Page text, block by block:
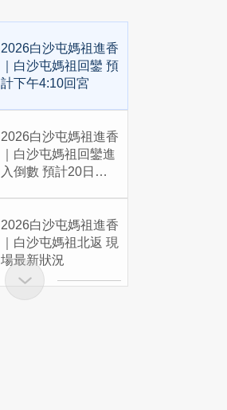
2026白沙屯媽祖進香
｜白沙屯媽祖回鑾 預
計下午4:10回宮
2026白沙屯媽祖進香
｜白沙屯媽祖回鑾進
入倒數 預計20日回
2026白沙屯媽祖進香
｜白沙屯媽祖北返 現
場最新狀況